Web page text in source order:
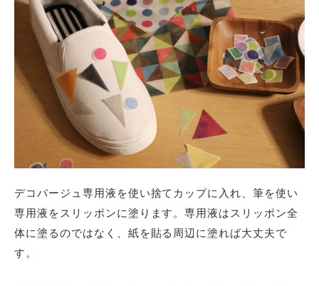
デコパージュ専用液を使い捨てカップに入れ、筆を使い
専用液をスリッポンに塗ります。専用液はスリッポン全
体に塗るのではなく、紙を貼る周辺に塗れば大丈夫で
す。